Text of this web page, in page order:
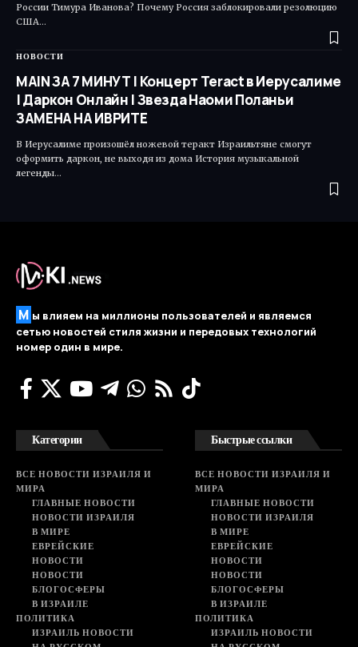
России Тимура Иванова? Почему Россия заблокировали резолюцию
США…
НОВОСТИ
MAIN ЗА 7 МИНУТ | Концерт Teract в Иерусалиме
| Даркон Онлайн | Звезда Наоми Поланьи
ЗАМЕНА НА ИВРИТЕ
В Иерусалиме произошёл ножевой теракт Израильтяне смогут
оформить даркон, не выходя из дома История музыкальной
легенды…
М ы влияем на миллионы пользователей и являемся
сетью новостей стиля жизни и передовых технологий
номер один в мире.
Категории
ВСЕ НОВОСТИ ИЗРАИЛЯ И
МИРА
ГЛАВНЫЕ НОВОСТИ
НОВОСТИ ИЗРАИЛЯ
В МИРЕ
ЕВРЕЙСКИЕ
НОВОСТИ
НОВОСТИ
БЛОГОСФЕРЫ
В ИЗРАИЛЕ
ПОЛИТИКА
ИЗРАИЛЬ НОВОСТИ
Быстрые ссылки
ВСЕ НОВОСТИ ИЗРАИЛЯ И
МИРА
ГЛАВНЫЕ НОВОСТИ
НОВОСТИ ИЗРАИЛЯ
В МИРЕ
ЕВРЕЙСКИЕ
НОВОСТИ
НОВОСТИ
БЛОГОСФЕРЫ
В ИЗРАИЛЕ
ПОЛИТИКА
ИЗРАИЛЬ НОВОСТИ